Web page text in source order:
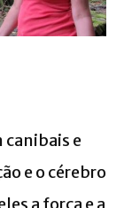
e
e o cérebro